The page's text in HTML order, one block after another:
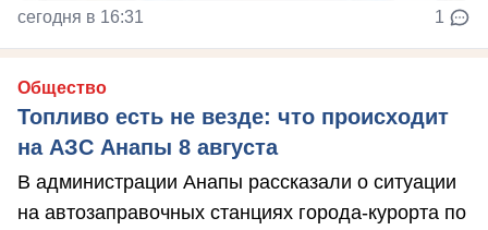
сегодня в 16:31 1
Общество
Топливо есть не везде: что происходит
на АЗС Анапы 8 августа
В администрации Анапы рассказали о ситуации
на автозаправочных станциях города-курорта по